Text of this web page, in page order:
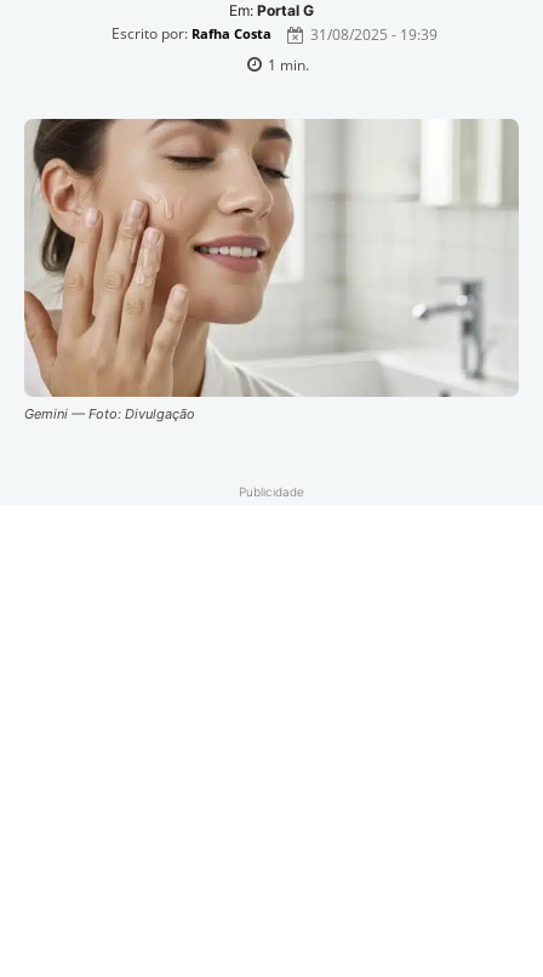
Em: Portal G
Escrito por: Rafha Costa
31/08/2025 - 19:39
1 min.
Gemini — Foto: Divulgação
Publicidade